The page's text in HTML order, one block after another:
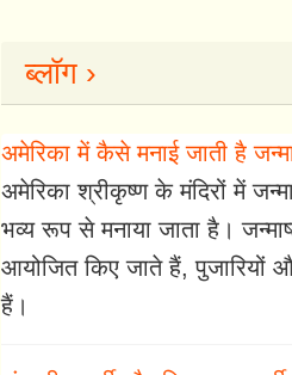
ब्लॉग ›
अमेरिका में कैसे मनाई जाती है
अमेरिका श्रीकृष्ण के मंदिरों में
भव्य रूप से मनाया जाता है।
आयोजित किए जाते हैं, पुजारियों
हैं।